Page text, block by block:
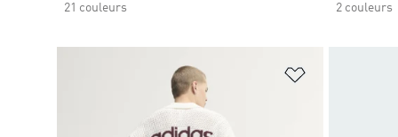
21 couleurs
2 couleurs
Ajouter à la